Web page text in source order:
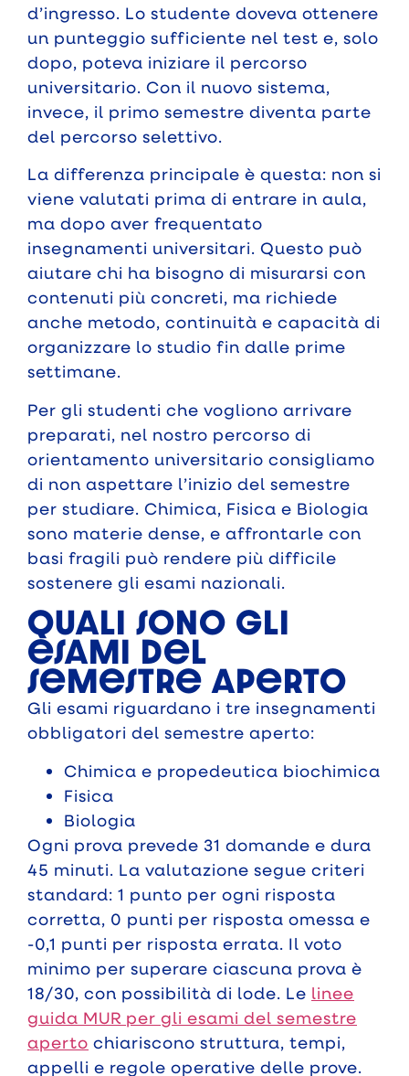
d’ingresso. Lo studente doveva ottenere
un punteggio sufficiente nel test e, solo
dopo, poteva iniziare il percorso
universitario. Con il nuovo sistema,
invece, il primo semestre diventa parte
del percorso selettivo.
La differenza principale è questa: non si
viene valutati prima di entrare in aula,
ma dopo aver frequentato
insegnamenti universitari. Questo può
aiutare chi ha bisogno di misurarsi con
contenuti più concreti, ma richiede
anche metodo, continuità e capacità di
organizzare lo studio fin dalle prime
settimane.
Per gli studenti che vogliono arrivare
preparati, nel nostro percorso di
orientamento universitario consigliamo
di non aspettare l’inizio del semestre
per studiare. Chimica, Fisica e Biologia
sono materie dense, e affrontarle con
basi fragili può rendere più difficile
sostenere gli esami nazionali.
Quali sono gli
esami del
semestre aperto
Gli esami riguardano i tre insegnamenti
obbligatori del semestre aperto:
Chimica e propedeutica biochimica
Fisica
Biologia
Ogni prova prevede 31 domande e dura
45 minuti. La valutazione segue criteri
standard: 1 punto per ogni risposta
corretta, 0 punti per risposta omessa e
-0,1 punti per risposta errata. Il voto
minimo per superare ciascuna prova è
18/30, con possibilità di lode. Le linee
guida MUR per gli esami del semestre
aperto chiariscono struttura, tempi,
appelli e regole operative delle prove.